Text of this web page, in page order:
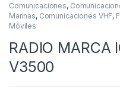
Comunicaciones,
Marinas, Comunicaciones VHF,
Móviles
RADIO MARCA
V3500